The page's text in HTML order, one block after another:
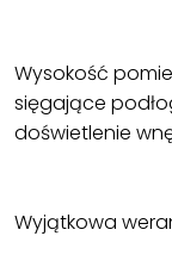
Wysokość
sięgające
doświetlenie
Wyjątkowa